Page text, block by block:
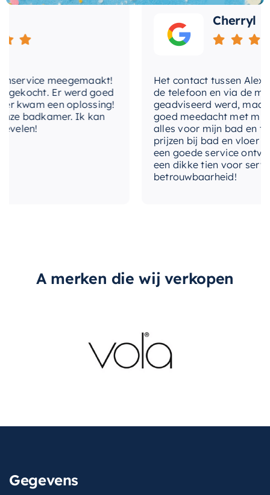
georganiseerde ruimte.
levertijd 2-3 weken
meegemaakt!
Er werd goed
een oplossing!
badkamer. Ik kan
Cherryl
Het contact tussen Alex
de telefoon en via de mail,
geadviseerd werd, maar
goed meedacht met mij.
alles voor mijn bad en
prijzen bij bad en vloer
een goede service
een dikke tien voor
betrouwbaarheid!
A merken die wij verkopen
Gegevens